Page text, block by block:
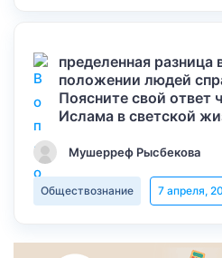
пределенная разница
положении людей
Поясните свой ответ
Ислама в светской
Мушерреф Рысбекова
Обществознание 7 апреля,